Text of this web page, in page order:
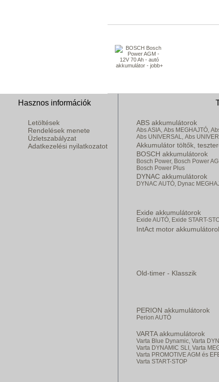
Hasznos információk
Letöltések
Rendelések menete
Üzletszabályzat
Adatkezelési nyilatkozatot
ABS akkumulátorok
Abs ASIA, Abs MEGHAJTÓ,
Abs UNIVERSAL, Abs
Akkumulátor töltők,
BOSCH akkumulátorok
Bosch Power, Bosch Power
Bosch Power Plus
DYNAC akkumulátorok
DYNAC AUTÓ, Dynac
Exide akkumulátorok
Exide AUTÓ, Exide START-
IntAct motor
Old-timer - Klasszik
PERION akkumulátorok
Perion AUTÓ
VARTA akkumulátorok
Varta Blue Dynamic, Varta
Varta DYNAMIC SLI, Varta
Varta PROMOTIVE AGM és
Varta START-STOP